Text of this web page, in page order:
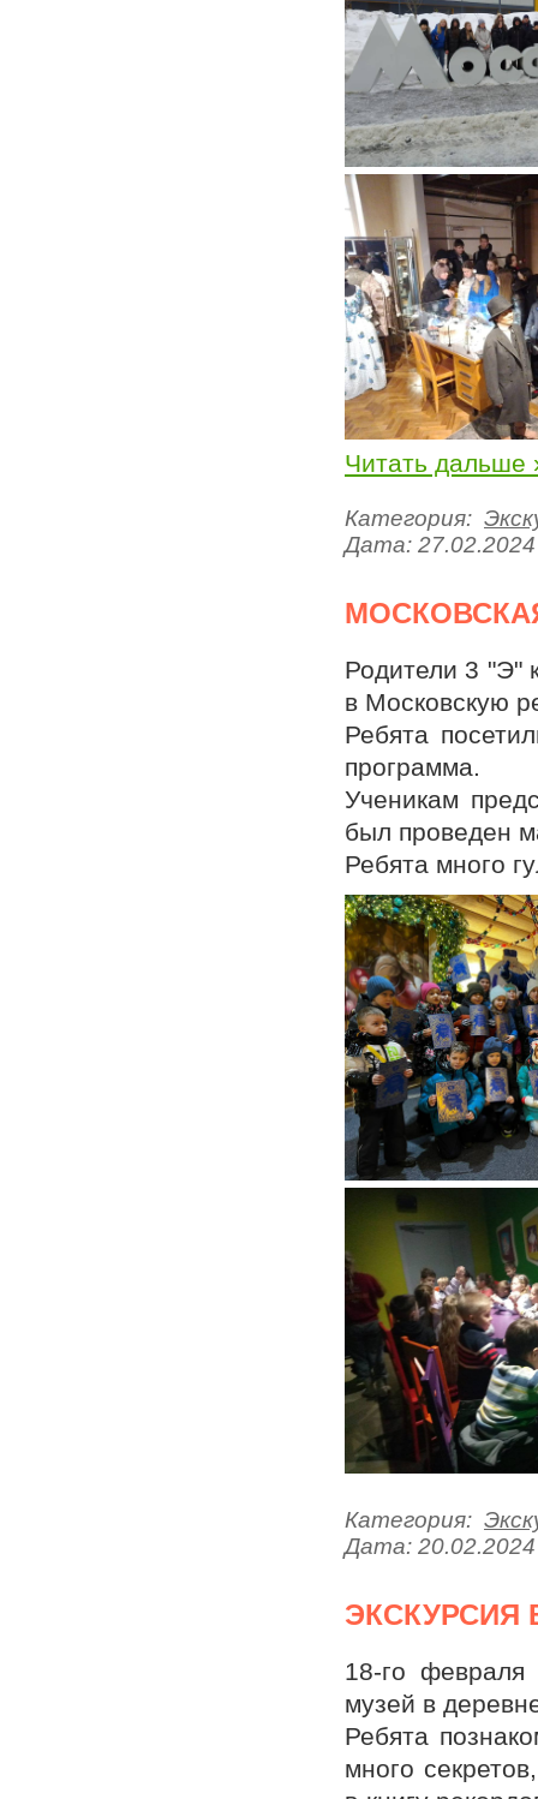
Читать дальше
Категория:
Дата: 27.02.2024
Родители 3 "Э"
в Московскую
Ребята
программа.
Ученикам
был проведен
Ребята много
Категория:
Дата: 20.02.2024
ЭКСКУРСИЯ
18-го
музей в
Ребята
много